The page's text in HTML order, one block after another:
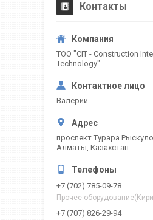
Контакты
ТОО "CIT - Construction
Technology"
Валерий
проспект Турара
Алматы, Казахстан
+7 (702) 785-09-78
Прочее
+7 (707) 826-29-94